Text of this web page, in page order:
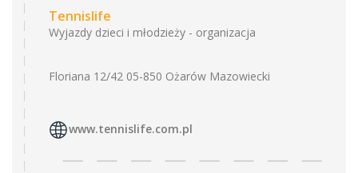
Tennislife
Wyjazdy dzieci i młodzieży - organizacja
Floriana 12/42 05-850 Ożarów Mazowiecki
www.tennislife.com.pl